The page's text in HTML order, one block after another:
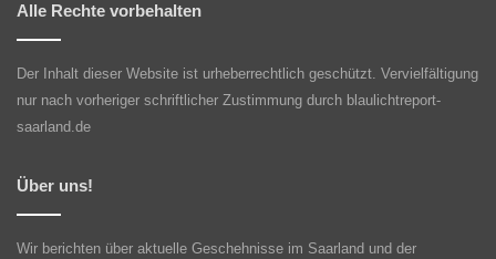
Alle Rechte vorbehalten
Der Inhalt dieser Website ist urheberrechtlich geschützt. Vervielfältigung
nur nach vorheriger schriftlicher Zustimmung durch blaulichtreport-
saarland.de
Über uns!
Wir berichten über aktuelle Geschehnisse im Saarland und der